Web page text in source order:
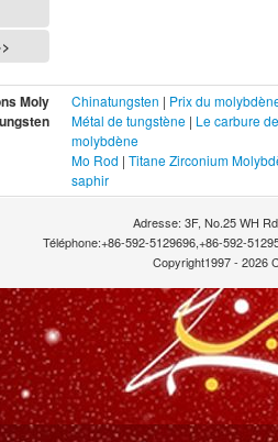
Moly Chinatungsten | Prix du
Métal de tungstène | Le carbure
molybdène
Mo Rod | Titane Zirconium
saphir
Adresse: 3F, No.25 WH
Téléphone:+86-592-5129696,+86-592-
Copyright1997 - 2026